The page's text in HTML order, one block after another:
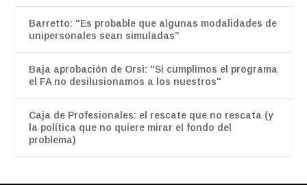
Barretto: "Es probable que algunas modalidades de
unipersonales sean simuladas”
Baja aprobación de Orsi: "Si cumplimos el programa
el FA no desilusionamos a los nuestros"
Caja de Profesionales: el rescate que no rescata (y
la política que no quiere mirar el fondo del
problema)